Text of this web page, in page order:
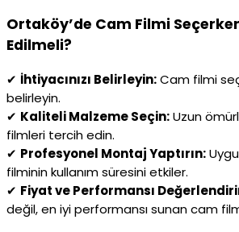
Ortaköy’de Cam Filmi
Edilmeli?
✔ İhtiyacınızı Belirleyin:Cam filmi
belirleyin.
✔ Kaliteli Malzeme Seçin:Uzun
filmleri tercih edin.
✔ Profesyonel Montaj Yaptırın:
filminin kullanım süresini etkiler.
✔ Fiyat ve Performansı
değil, en iyi performansı sunan cam